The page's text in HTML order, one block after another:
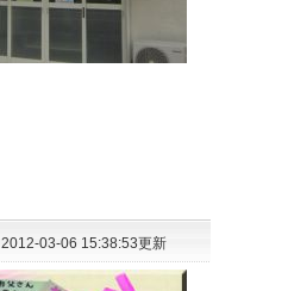
2012-03-06 15:38:53更新